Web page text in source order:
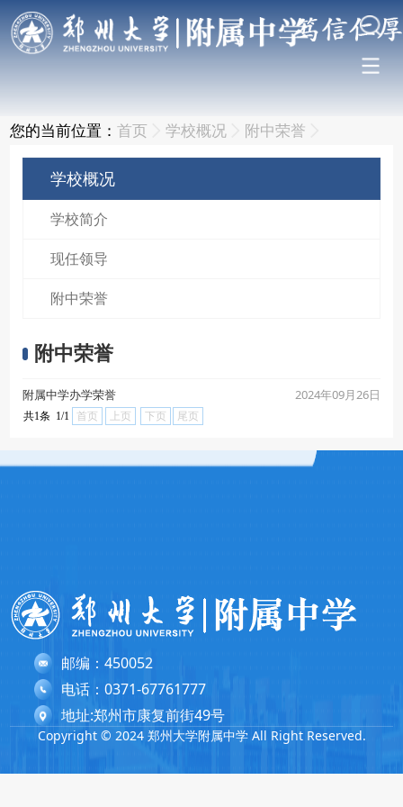
您的当前位置：首页 学校概况 附中荣誉
学校概况
学校简介
现任领导
附中荣誉
附中荣誉
附属中学办学荣誉 2024年09月26日
共1条 1/1 首页 上页 下页 尾页
邮编：450052
电话：0371-67761777
地址:郑州市康复前街49号
Copyright © 2024 郑州大学附属中学 All Right Reserved.